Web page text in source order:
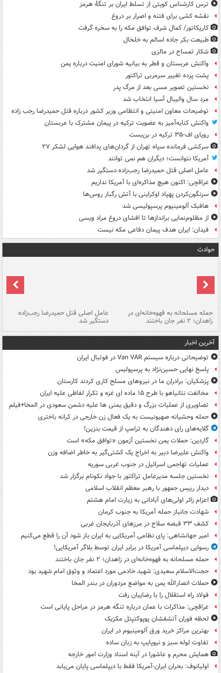
ترس کارشناس کویتی از تسلط ایران بر تنگۀ هرمز
نقشه کشی برای فتنه و اصرار بر دروغ
کاریکاتور/ کمال شرف توافق مکه را به سخره گرفت
طبیعت بکر جاده اسالم به خلخال
شکار تمساح در مالزی
واکنش عربستان و قطر به بیانیه شورای امنیت درباره یمن
پشت پرده تغییر سرمربی تراکتور
نخستین تصویر مسی بعد از مرگ پدر
مرد سال والیبال آسیا انتخاب شد
توضیحات معاون امنیتی و انتظامی وزیر کشور درباره قتل حمیدرضا رجب زاده
واکنش کنایه‌آمیز به عضویت ترکیه در پیمان مشترک با عربستان
رویای اف-۳۵ ترکیه در بن‌بست
سرکشی فرمانده سپاه تهران از گردان‌های پدافند هوایی لشکر ۲۷
آمریکا نتوانست؛ دیگران هم نمی توانند
عامل اصلی قتل حمیدرضا رجب‌زاده دستگیر شد
عراقچی: اکنون هیچ مذاکره‌ای با آمریکا نداریم
سرنگون‌کردن پهپاد اوکراینی با آتش رگبار روس‌ها
هافبک آلومینیوم پرسپولیسی شد
از مظلوم‌نمایی براندازها تا افشای دروغ مراد ویسی
فیدان: ایران هدف پیمان دفاعی مکه نیست
حوادث
حمله مسلحانه به قهوه‌خانه‌ای در
زاهدان؛ ۲ نفر جان باختند
عامل اصلی قتل حمیدرضا رجب‌زاده
دستگیر شد
آخرین اخبار
توضیحاتی درباره سیستم Van VAR در فوتبال ایران
پاسخ نهایی حسین‌نژاد به پرسپولیس
پزشکیان: برادران ما در نیروهای مسلح کاری کردند کارستان
مخالفت نتانیاهو با طرح ۱۵ ماده ای غزه و تکرار لفاظی علیه ایران
تصاویری از عملیات بزرگ و دقیق یمنی ها علیه دشمن سعودی در المخا+فیلم
حمله وحشیانه صهیونیست به یک فعال زن خارجی در کرانه باختری
گلایه‌های رای دهندگان به ترامپ از قیمت بنزین!
گاردین: حملات یمن نخستین آزمون «توافق مکه» است
واکنش علیرضا دبیر به اخراج یک کشتی‌گیر به خاطر اضافه وزن
عملیات تهاجمی اسرائیل در جنوب غربی سوریه
نخستین جلسه مدیرعامل تراکتور با جواد نکونام برگزار شد
دیدار رییس جمهور با رهبر معظم انقلاب اسلامی
اعزام زائر اولی‌های آبادانی به زیارت امام هشتم
شهادت جانباز حمله آمریکا به جنوب کرمان
کشف ۳۳ قبضه سلاح در مرزهای آذربایجان غربی
امیر جهانشاهی: پای نظامی آمریکایی به ایران باز شود آن را قطع می‌کنیم
رسوایی دیپلماسی آمریکا در برابر ایران توسط بلاگر آمریکایی!
حمله مسلحانه به قهوه‌خانه‌ای در زاهدان؛ ۲ نفر جان باختند
حجت‌الاسلام سعیدی: شهید خادمی مورد اعتماد و وثوق امام شهید بود
حملات انصارالله یمن به مواضع مزدوران در بندر المخا
فولاد راه استقلال را با رضاییان رفت
عراقچی: مذاکرات با عمان درباره تنگه هرمز در مراحل پایانی است
لحظه فوران آتشفشان پوپوکتپتل مکزیک
بهترین مراکز خرید ورق آلومینیوم در ایران
تفاوت لوله سبز و نیوپایپ به زبان ساده
همایش محرم و عاشورا در آینه اسناد وزارت امور خارجه
اولیانوف: بحران ایران-آمریکا فقط با دیپلماسی پایان می‌یابد